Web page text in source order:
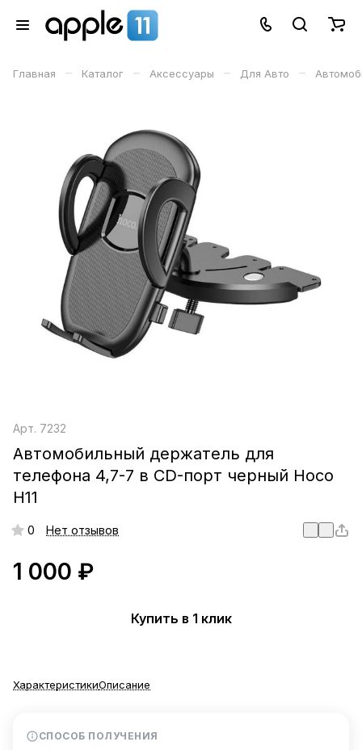
Главная – Каталог – Аксессуары – Для Авто –
Арт. 7232
Автомобильный держатель для
телефона 4,7-7 в CD-порт черный Hoco
H11
0 Нет отзывов
1 000 ₽
Купить в 1 клик
ХарактеристикиОписание
СПОСОБ ПОЛУЧЕНИЯ